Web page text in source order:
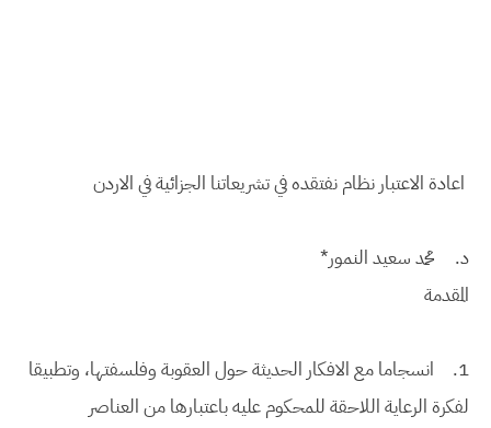
اعادة الاعتبار نظام نفتقده في تشريعاتنا الجزائية في الاردن
د‌.
محمد سعيد النمور*
المقدمة
1.
انسجاما مع الافكار الحديثة حول العقوبة وفلسفتها، وتطبيقا
لفكرة الرعاية اللاحقة للمحكوم عليه باعتبارها من العناصر